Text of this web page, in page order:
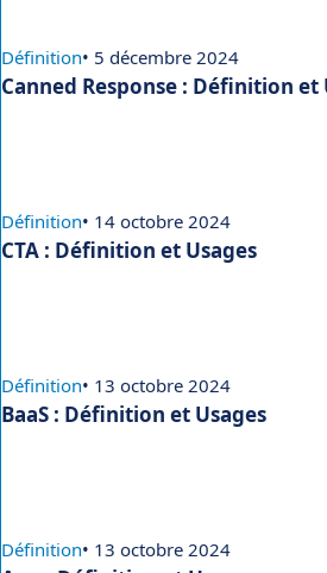
Définition• 5 décembre 2024
Canned Response : Définition et
Définition• 14 octobre 2024
CTA : Définition et Usages
Définition• 13 octobre 2024
BaaS : Définition et Usages
Définition• 13 octobre 2024